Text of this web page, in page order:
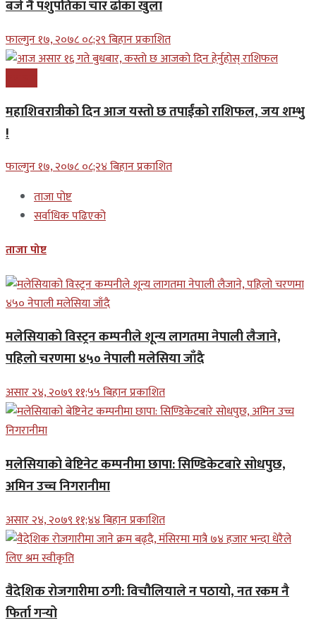
बजे नै पशुपतिका चार ढोका खुला
फाल्गुन १७, २०७८ ०८;२९ बिहान प्रकाशित
महाशिवरात्रीको दिन आज यस्तो छ तपाईंको राशिफल, जय शम्भु
!
फाल्गुन १७, २०७८ ०८;२४ बिहान प्रकाशित
ताजा पोष्ट
सर्वाधिक पढिएको
ताजा पोष्ट
मलेसियाको विस्ट्रन कम्पनीले शून्य लागतमा नेपाली लैजाने,
पहिलो चरणमा ४५० नेपाली मलेसिया जाँदै
असार २४, २०७९ ११;५५ बिहान प्रकाशित
मलेसियाको बेष्टिनेट कम्पनीमा छापा: सिण्डिकेटबारे सोधपुछ,
अमिन उच्च निगरानीमा
असार २४, २०७९ ११;४४ बिहान प्रकाशित
वैदेशिक रोजगारीमा ठगी: विचौलियाले न पठायो, नत रकम नै
फिर्ता गर्‍यो